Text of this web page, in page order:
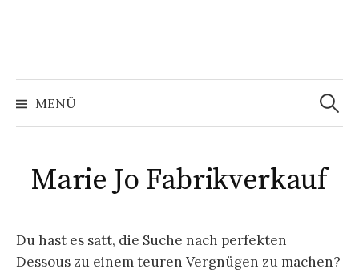
MENÜ
Suchen
nach:
Marie Jo Fabrikverkauf
Du hast es satt, die Suche nach perfekten
Dessous zu einem teuren Vergnügen zu machen?